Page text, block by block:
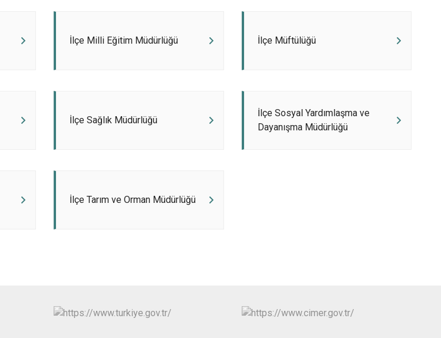
Nizip
Şehitkamil
İlçe Milli Eğitim Müdürlüğü İlçe Müftülüğü
İlçe Sağlık Müdürlüğü
İlçe Sosyal Yardımlaşma ve
Dayanışma Müdürlüğü
İlçe Tarım ve Orman Müdürlüğü